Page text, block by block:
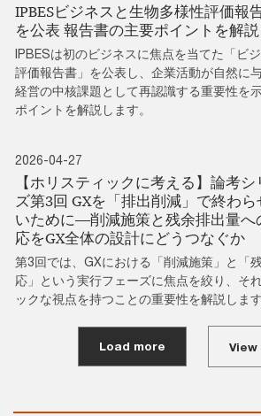
IPBESビジネスと生物多様性評価報
を公表 報告書の主要ポイントを解説
IPBESは初のビジネスに焦点を当てた「ビ
評価報告書」を公表し、企業活動が自然に
経営の中核課題として再認識する重要性を
ポイントを解説します。
2026-04-27
【ホリスティックに考える】論考シ
ズ第3回 GXを「排出削減」で終わら
いために―削減施策と残余排出量へ
応をGX全体の設計にどうつなぐか
第3回では、GXにおける「削減施策」と「
応」という実行フェーズに焦点を絞り、そ
ックな視点を持つことの重要性を解説します
Load more View